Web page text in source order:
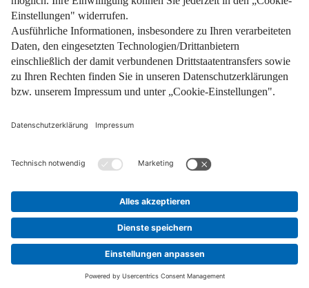
Pflichtinformationen AGB Über uns Bildquellen
Barrierefreiheit Widerrufsformular
Cookie-Einstellungen
Facebook
Instagram